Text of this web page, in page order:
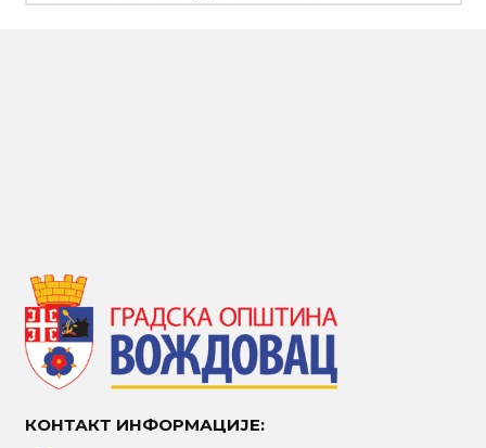
КОНТАКТ ИНФОРМАЦИЈЕ: